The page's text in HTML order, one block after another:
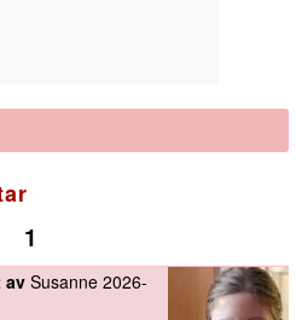
1
av Susanne 2026-